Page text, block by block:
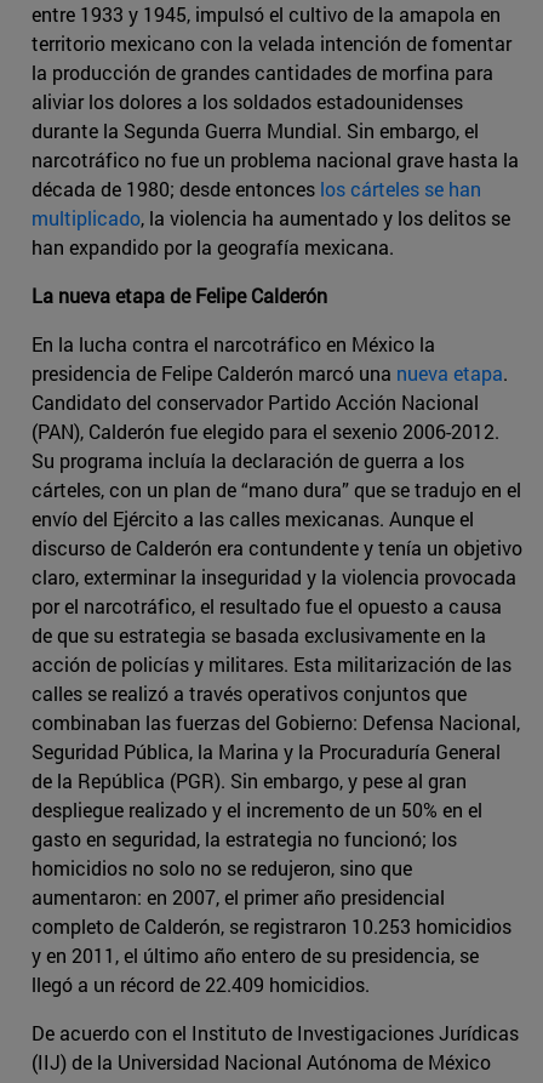
entre 1933 y 1945, impulsó el cultivo de la amapola en
territorio mexicano con la velada intención de fomentar
la producción de grandes cantidades de morfina para
aliviar los dolores a los soldados estadounidenses
durante la Segunda Guerra Mundial. Sin embargo, el
narcotráfico no fue un problema nacional grave hasta la
década de 1980; desde entonces los cárteles se han
multiplicado, la violencia ha aumentado y los delitos se
han expandido por la geografía mexicana.
La nueva etapa de Felipe Calderón
En la lucha contra el narcotráfico en México la
presidencia de Felipe Calderón marcó una nueva etapa.
Candidato del conservador Partido Acción Nacional
(PAN), Calderón fue elegido para el sexenio 2006-2012.
Su programa incluía la declaración de guerra a los
cárteles, con un plan de “mano dura” que se tradujo en el
envío del Ejército a las calles mexicanas. Aunque el
discurso de Calderón era contundente y tenía un objetivo
claro, exterminar la inseguridad y la violencia provocada
por el narcotráfico, el resultado fue el opuesto a causa
de que su estrategia se basada exclusivamente en la
acción de policías y militares. Esta militarización de las
calles se realizó a través operativos conjuntos que
combinaban las fuerzas del Gobierno: Defensa Nacional,
Seguridad Pública, la Marina y la Procuraduría General
de la República (PGR). Sin embargo, y pese al gran
despliegue realizado y el incremento de un 50% en el
gasto en seguridad, la estrategia no funcionó; los
homicidios no solo no se redujeron, sino que
aumentaron: en 2007, el primer año presidencial
completo de Calderón, se registraron 10.253 homicidios
y en 2011, el último año entero de su presidencia, se
llegó a un récord de 22.409 homicidios.
De acuerdo con el Instituto de Investigaciones Jurídicas
(IIJ) de la Universidad Nacional Autónoma de México